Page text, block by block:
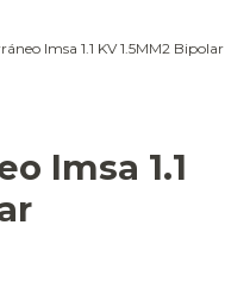
Imsa 1.1 KV 1.5MM2 Bipolar
Imsa 1.1